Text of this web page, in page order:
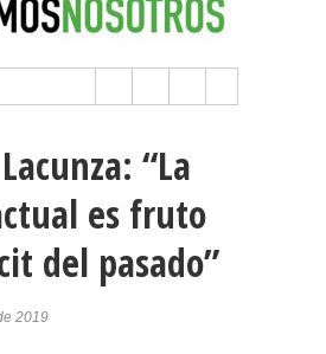
“La
es fruto
del pasado”
2019